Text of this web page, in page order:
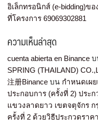
อิเล็กทรอนิกส์ (e-bidding)ข
ที่โครงการ 69069302881
ความเห็นล่าสุด
cuenta abierta en Binance บ
SPRING (THAILAND)
注册Binance บน กำหนดเผ
ประกอบการ (ครั้งที่ 2) ประ
แขวงลาดยาว เขตจตุจักร ก
ครั้งที่ 2 ด้วยวิธีประกวดราค